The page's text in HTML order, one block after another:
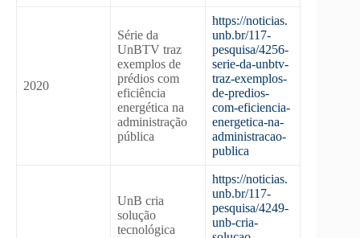
2020
Série da
UnBTV traz
exemplos de
prédios com
eficiência
energética na
administração
pública
https://noticias.
unb.br/117-
pesquisa/4256-
serie-da-unbtv-
traz-exemplos-
de-predios-
com-eficiencia-
energetica-na-
administracao-
publica
UnB cria
solução
tecnológica
https://noticias.
unb.br/117-
pesquisa/4249-
unb-cria-